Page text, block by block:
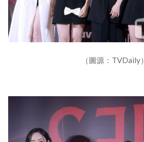
（圖源：TVDaily）